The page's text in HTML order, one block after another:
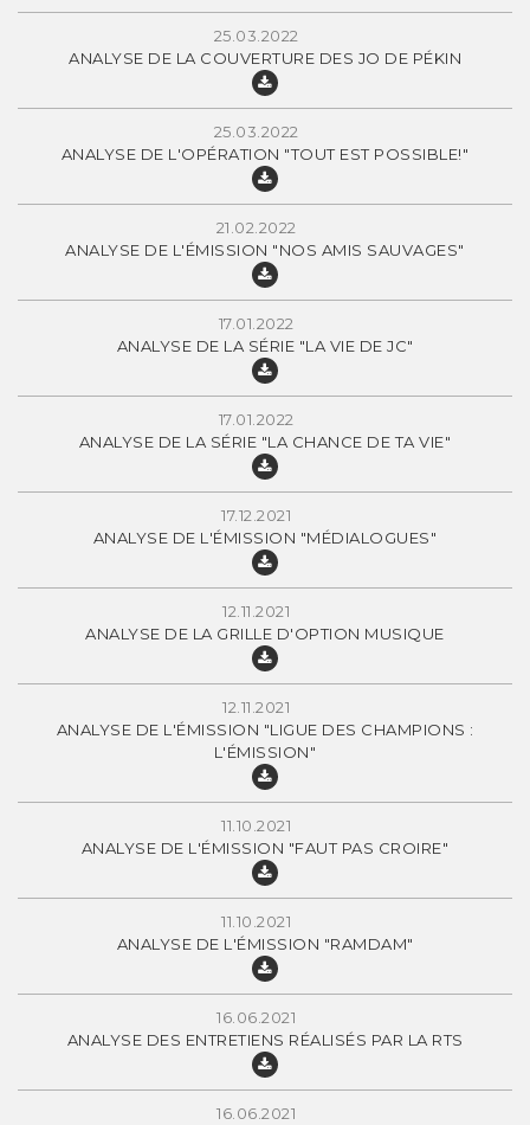
25.03.2022
ANALYSE DE LA COUVERTURE DES JO DE PÉKIN
25.03.2022
ANALYSE DE L'OPÉRATION "TOUT EST POSSIBLE!"
21.02.2022
ANALYSE DE L'ÉMISSION "NOS AMIS SAUVAGES"
17.01.2022
ANALYSE DE LA SÉRIE "LA VIE DE JC"
17.01.2022
ANALYSE DE LA SÉRIE "LA CHANCE DE TA VIE"
17.12.2021
ANALYSE DE L'ÉMISSION "MÉDIALOGUES"
12.11.2021
ANALYSE DE LA GRILLE D'OPTION MUSIQUE
12.11.2021
ANALYSE DE L'ÉMISSION "LIGUE DES CHAMPIONS :
L'ÉMISSION"
11.10.2021
ANALYSE DE L'ÉMISSION "FAUT PAS CROIRE"
11.10.2021
ANALYSE DE L'ÉMISSION "RAMDAM"
16.06.2021
ANALYSE DES ENTRETIENS RÉALISÉS PAR LA RTS
16.06.2021